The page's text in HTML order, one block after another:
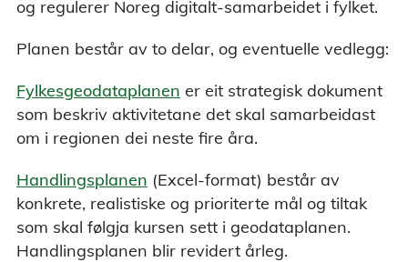
og regulerer Noreg digitalt-samarbeidet i fylket.
Planen består av to delar, og eventuelle vedlegg:
Fylkesgeodataplanen er eit strategisk dokument
som beskriv aktivitetane det skal samarbeidast
om i regionen dei neste fire åra.
Handlingsplanen (Excel-format) består av
konkrete, realistiske og prioriterte mål og tiltak
som skal følgja kursen sett i geodataplanen.
Handlingsplanen blir revidert årleg.